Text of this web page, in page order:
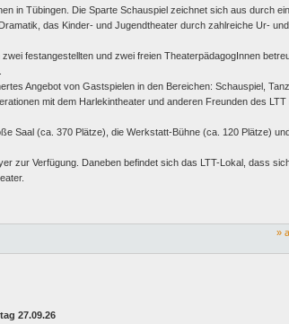
in Tübingen. Die Sparte Schauspiel zeichnet sich aus durch
das Kinder- und Jugendtheater durch zahlreiche Ur- und
festangestellten und zwei freien TheaterpädagogInnen
Angebot von Gastspielen in den Bereichen: Schauspiel, Tanz,
mit dem Harlekintheater und anderen Freunden des LTT
Saal (ca. 370 Plätze), die Werkstatt-Bühne (ca. 120 Plätze)
zur Verfügung. Daneben befindet sich das LTT-Lokal, dass
»
27.09.26